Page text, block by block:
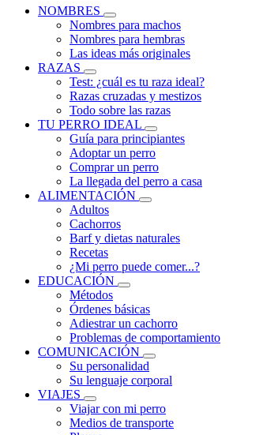
NOMBRES
Nombres para machos
Nombres para hembras
Las ideas más originales
RAZAS
Test: ¿cuál es tu raza ideal?
Razas cruzadas y mestizos
Todo sobre las razas
TU PERRO IDEAL
Guía para principiantes
Adoptar un perro
Comprar un perro
La llegada del perro a casa
ALIMENTACIÓN
Adultos
Cachorros
Barf y dietas naturales
Recetas
¿Mi perro puede comer...?
EDUCACIÓN
Métodos
Órdenes básicas
Adiestrar un cachorro
Problemas de comportamiento
COMUNICACIÓN
Su personalidad
Su lenguaje corporal
VIAJES
Viajar con mi perro
Medios de transporte